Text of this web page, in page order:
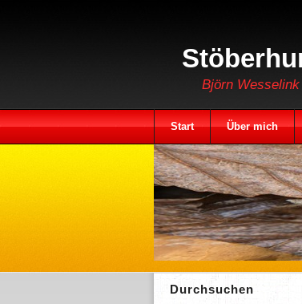
Björn Wesselink
Durchsuchen
Start Über mich